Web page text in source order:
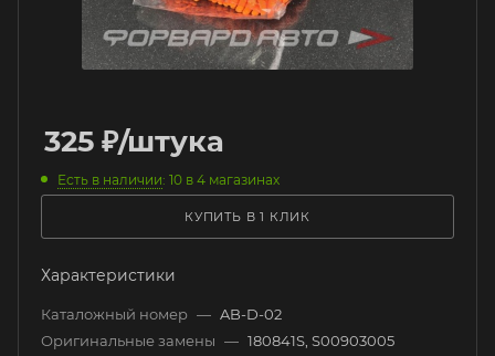
325 ₽/штука
Есть в наличии: 10 в 4 магазинах
КУПИТЬ В 1 КЛИК
Характеристики
Каталожный номер — AB-D-02
Оригинальные замены — 180841S, S00903005